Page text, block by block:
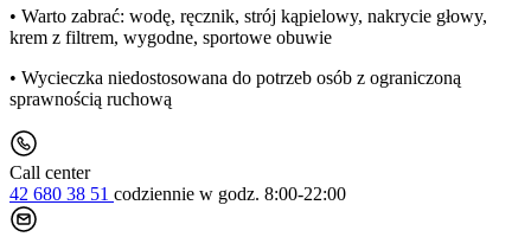
• Warto zabrać: wodę, ręcznik, strój kąpielowy, nakrycie głowy,
krem z filtrem, wygodne, sportowe obuwie
• Wycieczka niedostosowana do potrzeb osób z ograniczoną
sprawnością ruchową
Call center
42 680 38 51 codziennie w godz. 8:00-22:00